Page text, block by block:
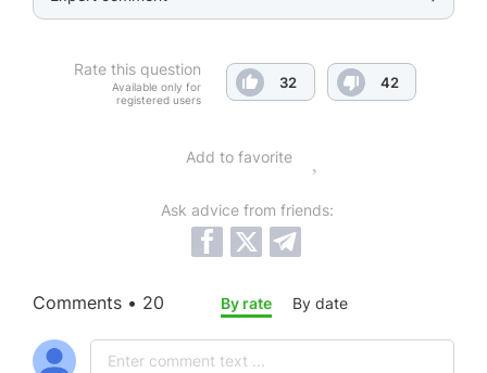
Rate this question
Available only for
registered users
32 42
Add to favorite
Ask advice from friends:
Comments • 20 By rate By date